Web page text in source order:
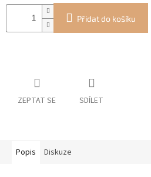
Přidat do košíku
ZEPTAT SE SDÍLET
Popis Diskuze